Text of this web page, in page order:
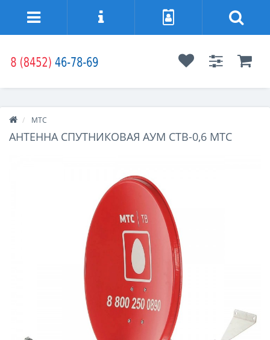
МТС
АНТЕННА СПУТНИКОВАЯ АУМ CTB-0,6 МТС